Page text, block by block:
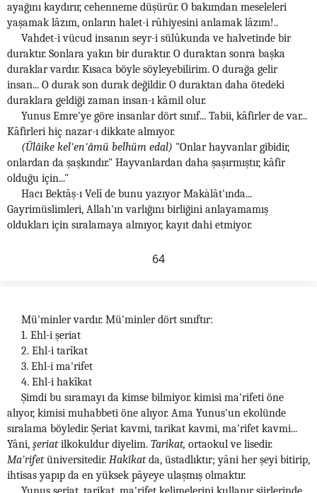
ayağını kaydırır, cehenneme düşürür. O bakımdan meseleleri
yaşamak lâzım, onların halet-i rûhiyesini anlamak lâzım!..
Vahdet-i vücud insanın seyr-i sülûkunda ve halvetinde bir
duraktır. Sonlara yakın bir duraktır. O duraktan sonra başka
duraklar vardır. Kısaca böyle söyleyebilirim. O durağa gelir
insan... O durak son durak değildir. O duraktan daha ötedeki
duraklara geldiği zaman insan-ı kâmil olur.
Yunus Emre'ye göre insanlar dört sınıf... Tabii, kâfirler de var...
Kâfirleri hiç nazar-ı dikkate almıyor.
(Ülâike kel'en'âmü belhüm edal) "Onlar hayvanlar gibidir,
onlardan da şaşkındır." Hayvanlardan daha şaşırmıştır, kâfir
olduğu için..."
Hacı Bektâş-ı Velî de bunu yazıyor Makàlât'ında...
Gayrimüslimleri, Allah'ın varlığını birliğini anlayamamış
oldukları için sıralamaya almıyor, kayıt dahi etmiyor.
64
Mü'minler vardır. Mü'minler dört sınıftır:
1. Ehl-i şeriat
2. Ehl-i tarîkat
3. Ehl-i ma'rifet
4. Ehl-i hakîkat
Şimdi bu sıramayı da kimse bilmiyor. kimisi ma'rifeti öne
alıyor, kimisi muhabbeti öne alıyor. Ama Yunus'un ekolünde
sıralama böyledir. Şeriat kavmi, tarikat kavmi, ma'rifet kavmi...
Yâni, şeriatilkokuldur diyelim. Tarikat, ortaokul ve lisedir.
Ma'rifetüniversitedir. Hakîkatda, üstadlıktır; yâni her şeyi bitirip,
ihtisas yapıp da en yüksek pâyeye ulaşmış olmaktır.